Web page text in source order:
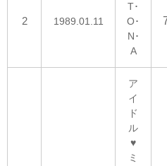
2 1989.01.11
T･
O･
N･
A
ア
イ
ド
ル
♥
ミ